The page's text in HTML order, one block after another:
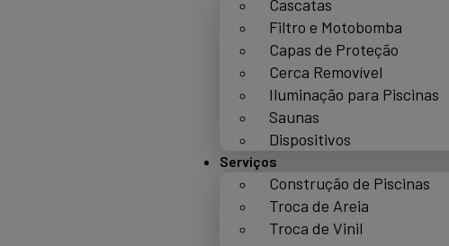
Cascatas
Filtro e Motobomba
Capas de Proteção
Cerca Removível
Iluminação para Piscinas
Saunas
Dispositivos
Serviços
Construção de Piscinas
Troca de Areia
Troca de Vinil